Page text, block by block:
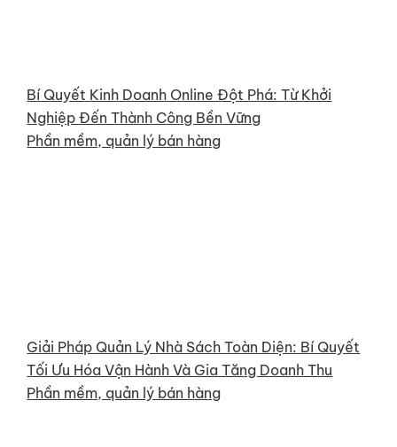
Bí Quyết Kinh Doanh Online Đột Phá: Từ Khởi
Nghiệp Đến Thành Công Bền Vững
Phần mềm, quản lý bán hàng
Giải Pháp Quản Lý Nhà Sách Toàn Diện: Bí Quyết
Tối Ưu Hóa Vận Hành Và Gia Tăng Doanh Thu
Phần mềm, quản lý bán hàng